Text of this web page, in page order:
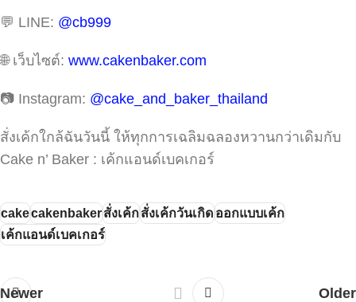
💬 LINE: @cb999
🌐 เว็บไซต์: www.cakenbaker.com
📷 Instagram: @cake_and_baker_thailand
สั่งเค้กใกล้ฉันวันนี้ ให้ทุกการเฉลิมฉลองหวานกว่าเดิมกับ
Cake n’ Baker : เค้กแอนด์เบคเกอร์
cakecakenbakerสั่งเค้กสั่งเค้กวันเกิดออกแบบเค้ก
เค้กแอนด์เบคเกอร์
Newer Older